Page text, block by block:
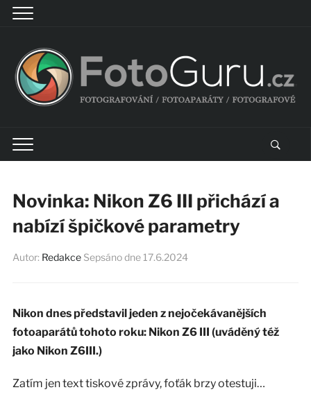
Novinka: Nikon Z6 III přichází a
nabízí špičkové parametry
Autor: Redakce Sepsáno dne 17.6.2024
Nikon dnes představil jeden z nejočekávanějších
fotoaparátů tohoto roku: Nikon Z6 III (uváděný též
jako Nikon Z6III.)
Zatím jen text tiskové zprávy, foťák brzy otestuji…